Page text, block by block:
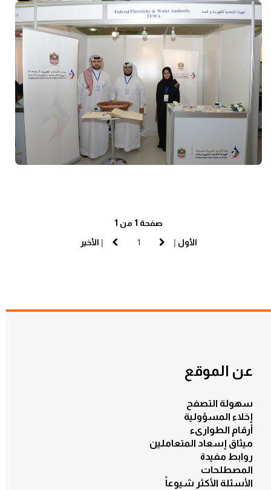
صفحة 1 من 1
الأول |
| الأخير
عن الموقع
سهولة التصفح
إخلاء المسؤولية
أرقام الطوارىء
ميثاق إسعاد المتعاملين
روابط مفيدة
المصطلحات
الأسئلة الأكثر شيوعاً